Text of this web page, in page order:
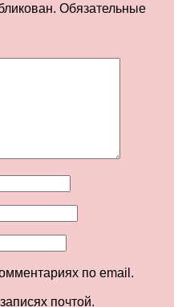
Обязательные
по email.
почтой.